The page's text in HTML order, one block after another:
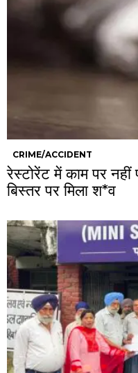
CRIME/ACCIDENT
रेस्टोरेंट में काम पर नहीं
बिस्तर पर मिला श*व